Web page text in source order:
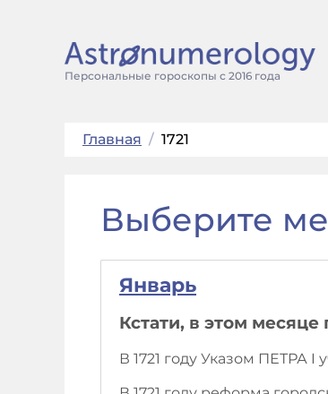
Персональные гороскопы с 2016 года
Главная / 1721
Выберите
Январь
Кстати, в этом
В 1721 году Указом ПЕТРА